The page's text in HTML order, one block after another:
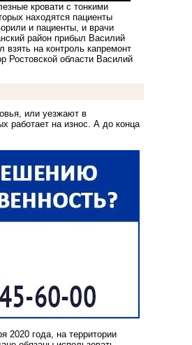
кровати с тонкими
находятся пациенты
и пациенты, и врачи
район прибыл Василий
на контроль капремонт
Ростовской области Василий
или уезжают в
работает на износ. А до конца
2020 года, на территории